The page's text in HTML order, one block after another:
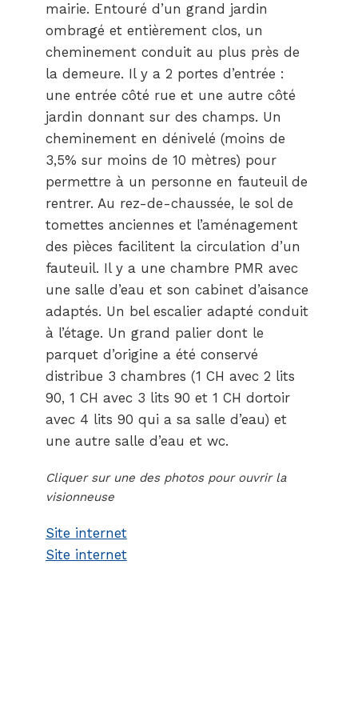
mairie. Entouré d’un grand jardin
ombragé et entièrement clos, un
cheminement conduit au plus près de
la demeure. Il y a 2 portes d’entrée :
une entrée côté rue et une autre côté
jardin donnant sur des champs. Un
cheminement en dénivelé (moins de
3,5% sur moins de 10 mètres) pour
permettre à un personne en fauteuil de
rentrer. Au rez-de-chaussée, le sol de
tomettes anciennes et l’aménagement
des pièces facilitent la circulation d’un
fauteuil. Il y a une chambre PMR avec
une salle d’eau et son cabinet d’aisance
adaptés. Un bel escalier adapté conduit
à l’étage. Un grand palier dont le
parquet d’origine a été conservé
distribue 3 chambres (1 CH avec 2 lits
90, 1 CH avec 3 lits 90 et 1 CH dortoir
avec 4 lits 90 qui a sa salle d’eau) et
une autre salle d’eau et wc.
Cliquer sur une des photos pour ouvrir la
visionneuse
Site internet
Site internet